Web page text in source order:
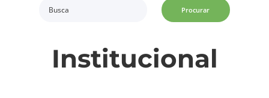
Procurar
Institucional